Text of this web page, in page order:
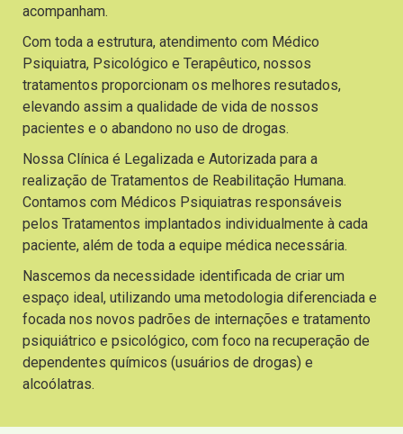
acompanham.
Com toda a estrutura, atendimento com Médico
Psiquiatra, Psicológico e Terapêutico, nossos
tratamentos proporcionam os melhores resutados,
elevando assim a qualidade de vida de nossos
pacientes e o abandono no uso de drogas.
Nossa Clínica é Legalizada e Autorizada para a
realização de Tratamentos de Reabilitação Humana.
Contamos com Médicos Psiquiatras responsáveis
pelos Tratamentos implantados individualmente à cada
paciente, além de toda a equipe médica necessária.
Nascemos da necessidade identificada de criar um
espaço ideal, utilizando uma metodologia diferenciada e
focada nos novos padrões de internações e tratamento
psiquiátrico e psicológico, com foco na recuperação de
dependentes químicos (usuários de drogas) e
alcoólatras.